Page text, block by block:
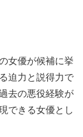
女優が候補に挙
迫力と説得力で
去の悪役経験が
できる女優とし